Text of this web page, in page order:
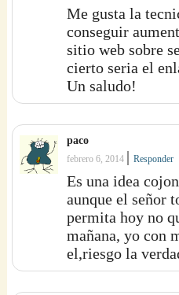
Me gusta la
conseguir
sitio web sobre
cierto seria el
Un saludo!
paco
febrero 6, 2014 |Responder
Es una idea
aunque el señor
permita hoy no
mañana, yo con
el,riesgo la